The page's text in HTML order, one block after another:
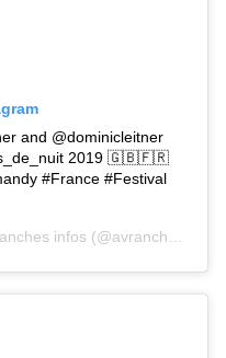
and @dominicleitner
2019 🇬🇧🇫🇷
#France #Festival
infos (@avranches.infos) le 11 Juin 2019 à 1 :01 PDT